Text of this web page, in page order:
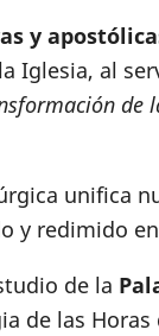
y
Iglesia, al
de
unifica
y redimido
de la
de las Horas